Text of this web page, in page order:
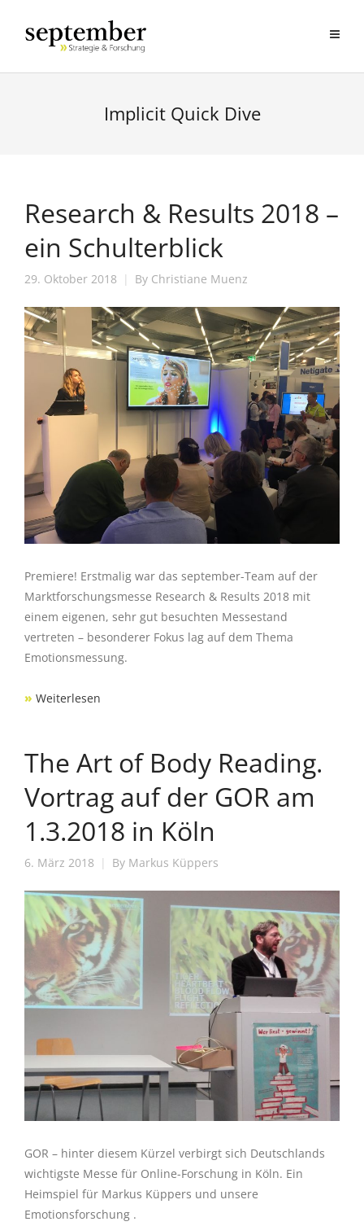
Implicit Quick Dive
Research & Results 2018 –
ein Schulterblick
29. Oktober 2018 By Christiane Muenz
Premiere! Erstmalig war das september-Team auf der
Marktforschungsmesse Research & Results 2018 mit
einem eigenen, sehr gut besuchten Messestand
vertreten – besonderer Fokus lag auf dem Thema
Emotionsmessung.
» Weiterlesen
The Art of Body Reading.
Vortrag auf der GOR am
1.3.2018 in Köln
6. März 2018 By Markus Küppers
GOR – hinter diesem Kürzel verbirgt sich Deutschlands
wichtigste Messe für Online-Forschung in Köln. Ein
Heimspiel für Markus Küppers und unsere
Emotionsforschung .